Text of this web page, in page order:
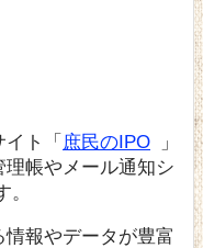
ト「 庶民のIPO
」
帳やメール通知シ
報やデータが豊富